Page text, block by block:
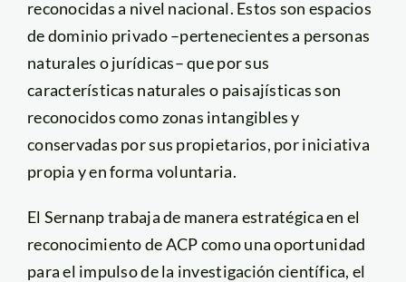
reconocidas a nivel nacional. Estos son espacios
de dominio privado –pertenecientes a personas
naturales o jurídicas– que por sus
características naturales o paisajísticas son
reconocidos como zonas intangibles y
conservadas por sus propietarios, por iniciativa
propia y en forma voluntaria.
El Sernanp trabaja de manera estratégica en el
reconocimiento de ACP como una oportunidad
para el impulso de la investigación científica, el